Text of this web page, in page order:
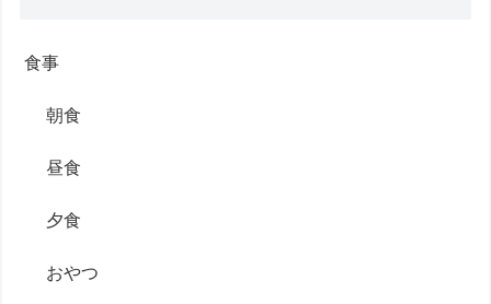
食事
朝食
昼食
夕食
おやつ